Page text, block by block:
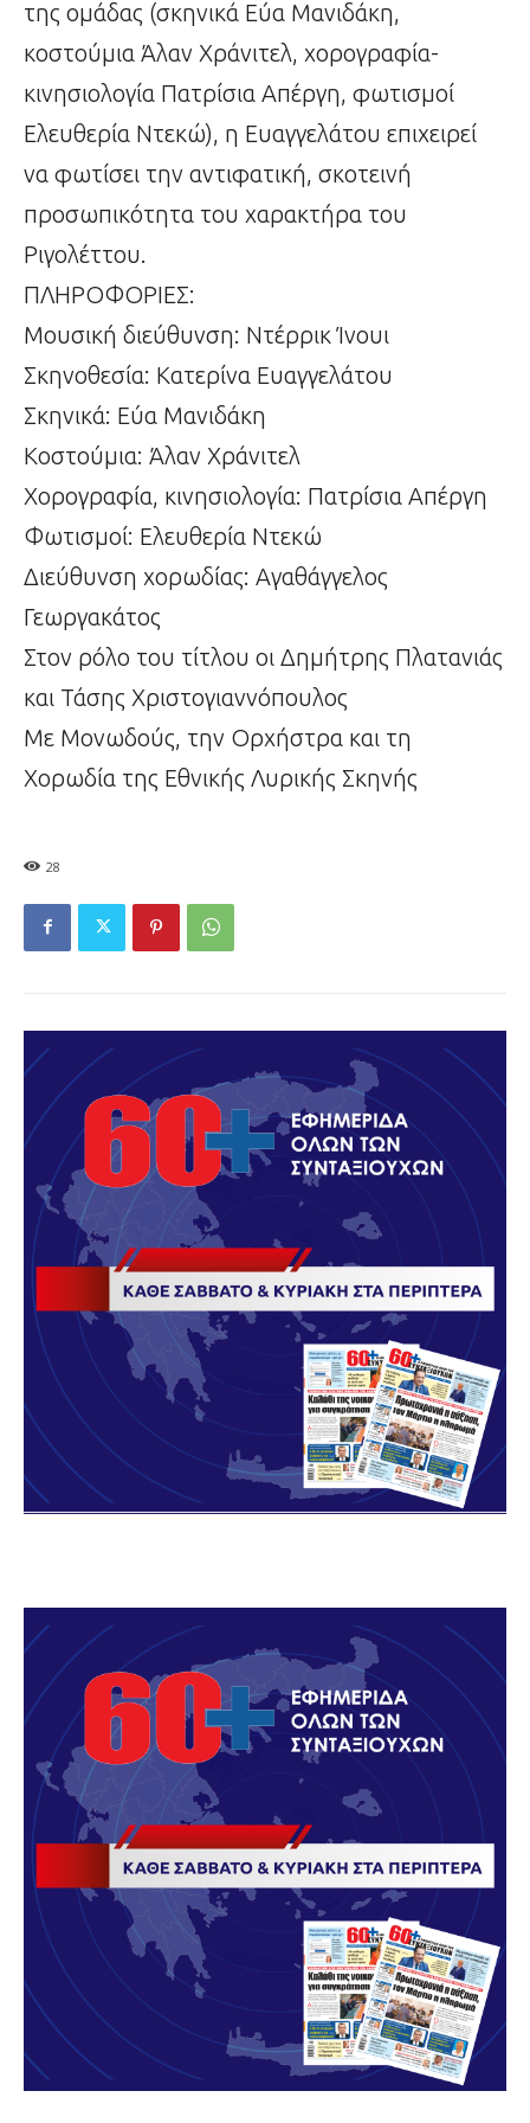
της ομάδας (σκηνικά Εύα Μανιδάκη,
κοστούμια Άλαν Χράνιτελ, χορογραφία-
κινησιολογία Πατρίσια Απέργη, φωτισμοί
Ελευθερία Ντεκώ), η Ευαγγελάτου επιχειρεί
να φωτίσει την αντιφατική, σκοτεινή
προσωπικότητα του χαρακτήρα του
Ριγολέττου.
ΠΛΗΡΟΦΟΡΙΕΣ:
Μουσική διεύθυνση: Ντέρρικ Ίνουι
Σκηνοθεσία: Κατερίνα Ευαγγελάτου
Σκηνικά: Εύα Μανιδάκη
Κοστούμια: Άλαν Χράνιτελ
Χορογραφία, κινησιολογία: Πατρίσια Απέργη
Φωτισμοί: Ελευθερία Ντεκώ
Διεύθυνση χορωδίας: Αγαθάγγελος
Γεωργακάτος
Στον ρόλο του τίτλου οι Δημήτρης Πλατανιάς
και Τάσης Χριστογιαννόπουλος
Με Μονωδούς, την Ορχήστρα και τη
Χορωδία της Εθνικής Λυρικής Σκηνής
28